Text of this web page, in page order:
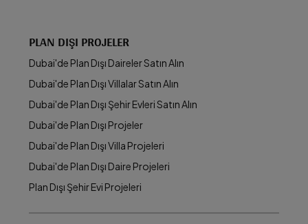
PLAN DIŞI PROJELER
Dubai'de Plan Dışı Daireler Satın Alın
Dubai'de Plan Dışı Villalar Satın Alın
Dubai'de Plan Dışı Şehir Evleri Satın Alın
Dubai'de Plan Dışı Projeler
Dubai'de Plan Dışı Villa Projeleri
Dubai'de Plan Dışı Daire Projeleri
Plan Dışı Şehir Evi Projeleri